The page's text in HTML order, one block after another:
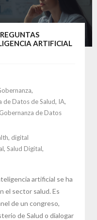
ARTIFICIAL
,
de Datos de Salud, IA,
de Datos
, digital
, Salud Digital,
artificial se ha
el sector salud. Es
de un congreso,
de Salud o dialogar